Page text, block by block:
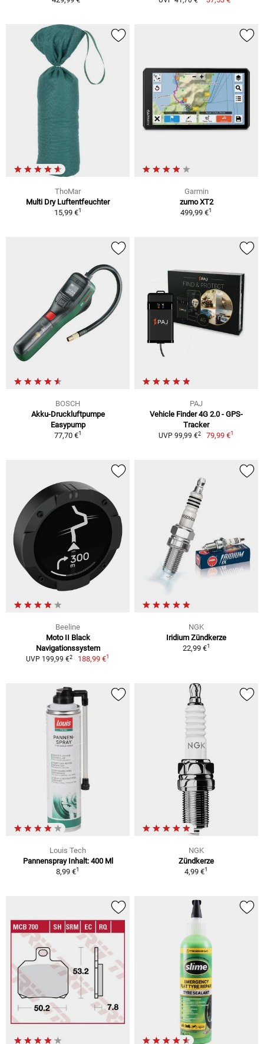
ThoMar
Multi Dry Luftentfeuchter
15,99 €1
Garmin
zumo XT2
499,99 €1
BOSCH
Akku-Druckluftpumpe
Easypump
77,70 €1
PAJ
Vehicle Finder 4G 2.0 - GPS-
Tracker
UVP 99,99 €2 79,99 €1
Beeline
Moto II Black
Navigationssystem
UVP 199,99 €2 188,99 €1
NGK
Iridium Zündkerze
22,99 €1
Louis Tech
Pannenspray Inhalt: 400 Ml
8,99 €1
NGK
Zündkerze
4,99 €1